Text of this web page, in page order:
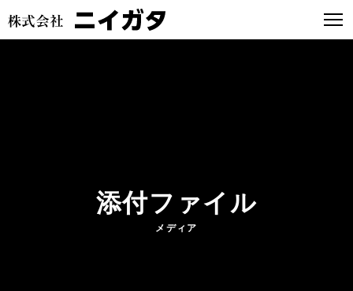
添付ファイル
メディア